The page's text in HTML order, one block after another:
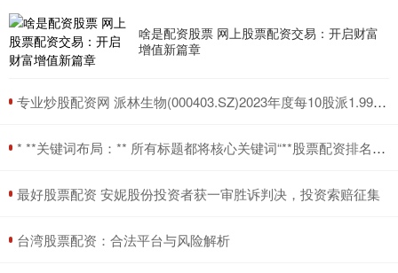
啥是配资股票 网上股票配资交易：开启财富
增值新篇章
​专业炒股配资网 派林生物(000403.SZ)2023年度每10股派1.999297元 股权登记日为6月27日
​* **关键词布局：** 所有标题都将核心关键词“**股票配资排名**”放在前面，有助于快速被搜索引擎识别和抓取。
​最好股票配资 安妮股份投资者获一审胜诉判决，投资索赔征集
​台湾股票配资：合法平台与风险解析